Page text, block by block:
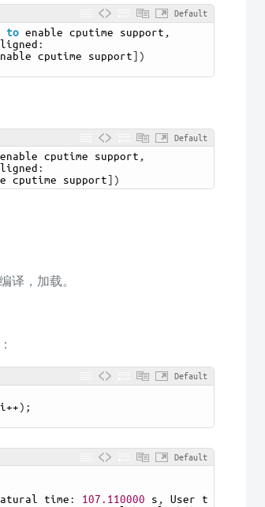
Default
to enable cputime support ,
:
cputime support] )
Default
enable cputime support ,
:
cputime support )
译，加载。
Default
i++) ;
Default
time : 107.110000 s , User t